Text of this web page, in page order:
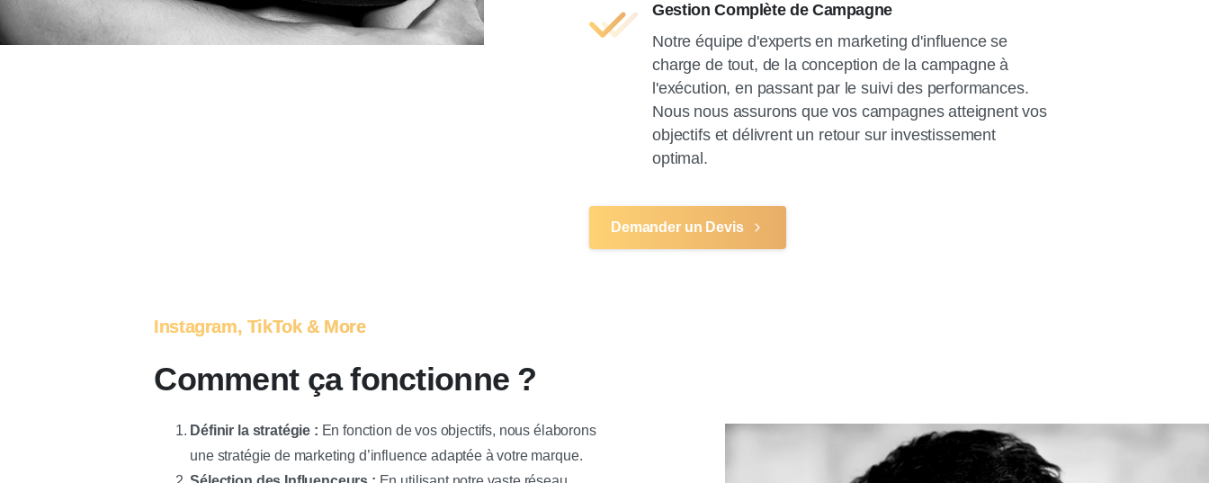
Gestion Complète de Campagne
Notre équipe d'experts en marketing d'influence se
charge de tout, de la conception de la campagne à
l'exécution, en passant par le suivi des performances.
Nous nous assurons que vos campagnes atteignent vos
objectifs et délivrent un retour sur investissement
optimal.
Demander un Devis
Instagram, TikTok & More
Comment ça fonctionne ?
Définir la stratégie : En fonction de vos objectifs, nous élaborons
une stratégie de marketing d’influence adaptée à votre marque.